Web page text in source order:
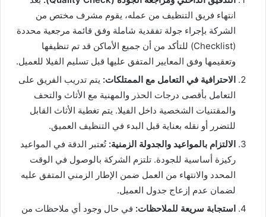
انتهاء فريق التنظيف من عمله، يقوم مشرف مختص من
الشركة بإجراء جولة تفقدية شاملة وفق قائمة مرجعية محددة
(Checklist) للتأكد من أن جميع الأماكن قد تم تنظيفها
وتعقيمها وفق المعايير المتفق عليها قبل تسليم الفيلا للعميل.
الاحترافية في التعامل مع الممتلكات: يتم تدريب الفريق على
التعامل بأقصى درجات الحذر والمهنية مع الأثاث والتحف
والمقتنيات الشخصية داخل الفيلا. يتم تغطية الأثاث القابل
للتضرر أو نقله بعناية قبل البدء في التنظيف العميق.
الالتزام بالمواعيد والجدولة الزمنية: تُعتبر الدقة في المواعيد
ركيزة أساسية للجودة. تلتزم الشركة بالوصول في الوقت
المحدد والانتهاء من العمل ضمن الإطار الزمني المتفق عليه
لضمان عدم إزعاج جدول العميل.
استجابة سريعة للملاحظات: في حال وجود أي ملاحظات من